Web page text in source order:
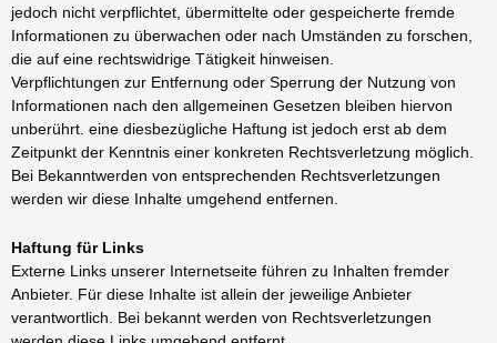
jedoch nicht verpflichtet, übermittelte oder gespeicherte fremde
Informationen zu überwachen oder nach Umständen zu forschen,
die auf eine rechtswidrige Tätigkeit hinweisen.
Verpflichtungen zur Entfernung oder Sperrung der Nutzung von
Informationen nach den allgemeinen Gesetzen bleiben hiervon
unberührt. eine diesbezügliche Haftung ist jedoch erst ab dem
Zeitpunkt der Kenntnis einer konkreten Rechtsverletzung möglich.
Bei Bekanntwerden von entsprechenden Rechtsverletzungen
werden wir diese Inhalte umgehend entfernen.
Haftung für Links
Externe Links unserer Internetseite führen zu Inhalten fremder
Anbieter. Für diese Inhalte ist allein der jeweilige Anbieter
verantwortlich. Bei bekannt werden von Rechtsverletzungen